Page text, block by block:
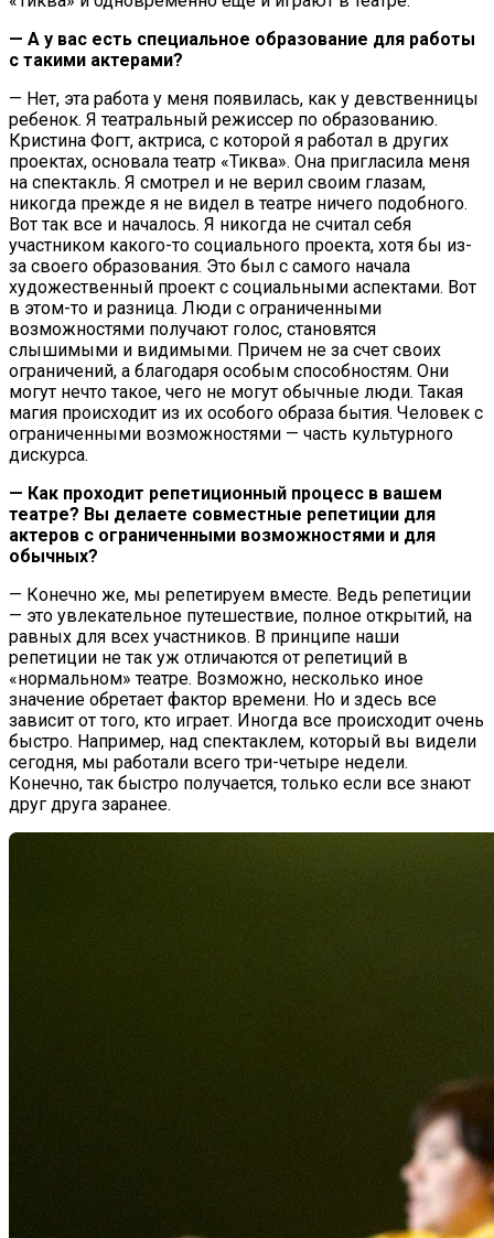
— А у вас есть специальное образование для работы
с такими актерами?
— Нет, эта работа у меня появилась, как у девственницы
ребенок. Я театральный режиссер по образованию.
Кристина Фогт, актриса, с которой я работал в других
проектах, основала театр «Тиква». Она пригласила меня
на спектакль. Я смотрел и не верил своим глазам,
никогда прежде я не видел в театре ничего подобного.
Вот так все и началось. Я никогда не считал себя
участником какого-то социального проекта, хотя бы из-
за своего образования. Это был с самого начала
художественный проект с социальными аспектами. Вот
в этом-то и разница. Люди с ограниченными
возможностями получают голос, становятся
слышимыми и видимыми. Причем не за счет своих
ограничений, а благодаря особым способностям. Они
могут нечто такое, чего не могут обычные люди. Такая
магия происходит из их особого образа бытия. Человек с
ограниченными возможностями — часть культурного
дискурса.
— Как проходит репетиционный процесс в вашем
театре? Вы делаете совместные репетиции для
актеров с ограниченными возможностями и для
обычных?
— Конечно же, мы репетируем вместе. Ведь репетиции
— это увлекательное путешествие, полное открытий, на
равных для всех участников. В принципе наши
репетиции не так уж отличаются от репетиций в
«нормальном» театре. Возможно, несколько иное
значение обретает фактор времени. Но и здесь все
зависит от того, кто играет. Иногда все происходит очень
быстро. Например, над спектаклем, который вы видели
сегодня, мы работали всего три-четыре недели.
Конечно, так быстро получается, только если все знают
друг друга заранее.